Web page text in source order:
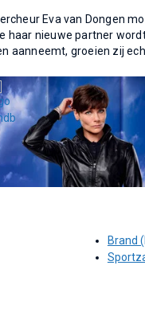
Eva van Dongen
haar nieuwe partner
aanneemt, groeien zij
Brand